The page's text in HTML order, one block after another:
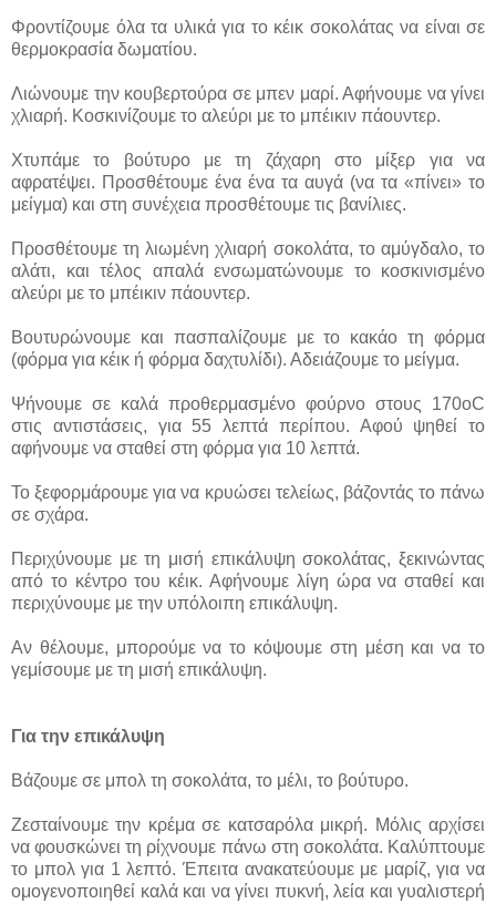
Φροντίζουμε όλα τα υλικά για το κέικ σοκολάτας να είναι σε
θερμοκρασία δωματίου.
Λιώνουμε την κουβερτούρα σε μπεν μαρί. Αφήνουμε να γίνει
χλιαρή. Κοσκινίζουμε το αλεύρι με το μπέικιν πάουντερ.
Χτυπάμε το βούτυρο με τη ζάχαρη στο μίξερ για να
αφρατέψει. Προσθέτουμε ένα ένα τα αυγά (να τα «πίνει» το
μείγμα) και στη συνέχεια προσθέτουμε τις βανίλιες.
Προσθέτουμε τη λιωμένη χλιαρή σοκολάτα, το αμύγδαλο, το
αλάτι, και τέλος απαλά ενσωματώνουμε το κοσκινισμένο
αλεύρι με το μπέικιν πάουντερ.
Βουτυρώνουμε και πασπαλίζουμε με το κακάο τη φόρμα
(φόρμα για κέικ ή φόρμα δαχτυλίδι). Αδειάζουμε το μείγμα.
Ψήνουμε σε καλά προθερμασμένο φούρνο στους 170οC
στις αντιστάσεις, για 55 λεπτά περίπου. Αφού ψηθεί το
αφήνουμε να σταθεί στη φόρμα για 10 λεπτά.
Το ξεφορμάρουμε για να κρυώσει τελείως, βάζοντάς το πάνω
σε σχάρα.
Περιχύνουμε με τη μισή επικάλυψη σοκολάτας, ξεκινώντας
από το κέντρο του κέικ. Αφήνουμε λίγη ώρα να σταθεί και
περιχύνουμε με την υπόλοιπη επικάλυψη.
Αν θέλουμε, μπορούμε να το κόψουμε στη μέση και να το
γεμίσουμε με τη μισή επικάλυψη.
Για την επικάλυψη
Βάζουμε σε μπολ τη σοκολάτα, το μέλι, το βούτυρο.
Ζεσταίνουμε την κρέμα σε κατσαρόλα μικρή. Μόλις αρχίσει
να φουσκώνει τη ρίχνουμε πάνω στη σοκολάτα. Καλύπτουμε
το μπολ για 1 λεπτό. Έπειτα ανακατεύουμε με μαρίζ, για να
ομογενοποιηθεί καλά και να γίνει πυκνή, λεία και γυαλιστερή